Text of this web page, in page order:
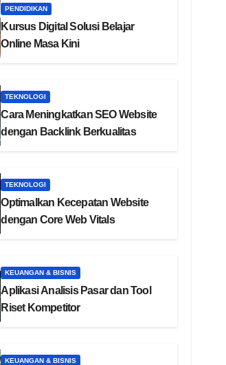
PENDIDIKAN
Kursus Digital Solusi Belajar
Online Masa Kini
TEKNOLOGI
Cara Meningkatkan SEO Website
dengan Backlink Berkualitas
TEKNOLOGI
Optimalkan Kecepatan Website
dengan Core Web Vitals
KEUANGAN & BISNIS
Aplikasi Analisis Pasar dan Tool
Riset Kompetitor
KEUANGAN & BISNIS